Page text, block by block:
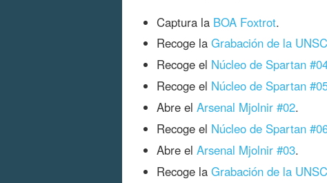
Captura la BOA Foxtrot.
Recoge la Grabación de la
Recoge el Núcleo de Spartan
Recoge el Núcleo de Spartan
Abre el Arsenal Mjolnir #02.
Recoge el Núcleo de Spartan
Abre el Arsenal Mjolnir #03.
Recoge la Grabación de la